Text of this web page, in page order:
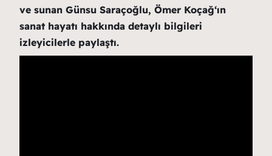
ve sunan Günsu Saraçoğlu, Ömer Koçağ‘ın
sanat hayatı hakkında detaylı bilgileri
izleyicilerle paylaştı.